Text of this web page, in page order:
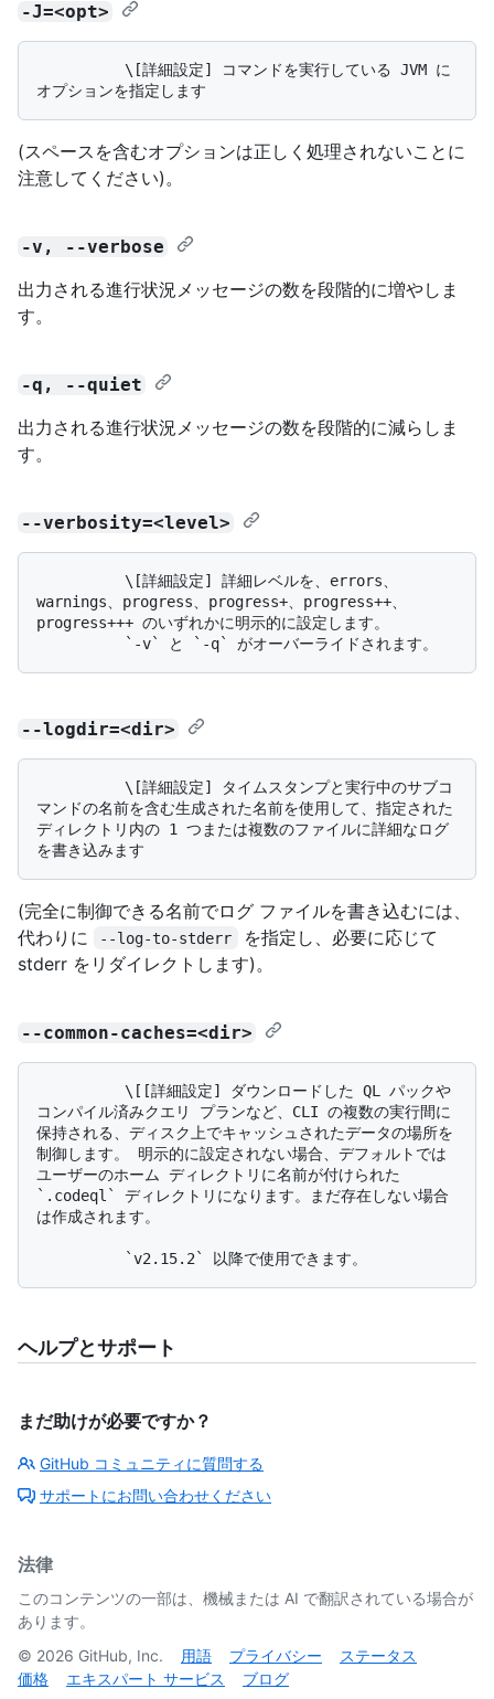
-J=<opt>
(スペースを含むオプションは正しく処理されないことに
注意してください)。
-v, --verbose
出力される進行状況メッセージの数を段階的に増やしま
す。
-q, --quiet
出力される進行状況メッセージの数を段階的に減らしま
す。
--verbosity=<level>
warnings、progress、progress+、progress++、
progress+++ のいずれかに明示的に設定します。
--logdir=<dir>
マンドの名前を含む生成された名前を使用して、指定された
ディレクトリ内の 1 つまたは複数のファイルに詳細なログ
(完全に制御できる名前でログ ファイルを書き込むには、
代わりに
--log-to-stderr
を指定し、必要に応じて
stderr をリダイレクトします)。
--common-caches=<dir>
コンパイル済みクエリ プランなど、CLI の複数の実行間に
保持される、ディスク上でキャッシュされたデータの場所を
制御します。 明示的に設定されない場合、デフォルトでは
ユーザーのホーム ディレクトリに名前が付けられた
`.codeql` ディレクトリになります。まだ存在しない場合
は作成されます。
ヘルプとサポート
まだ助けが必要ですか？
GitHub コミュニティに質問する
サポートにお問い合わせください
法律
このコンテンツの一部は、機械または AI で翻訳されている場合が
あります。
© 2026 GitHub, Inc. 用語 プライバシー
ステータス
価格
エキスパート サービス ブログ